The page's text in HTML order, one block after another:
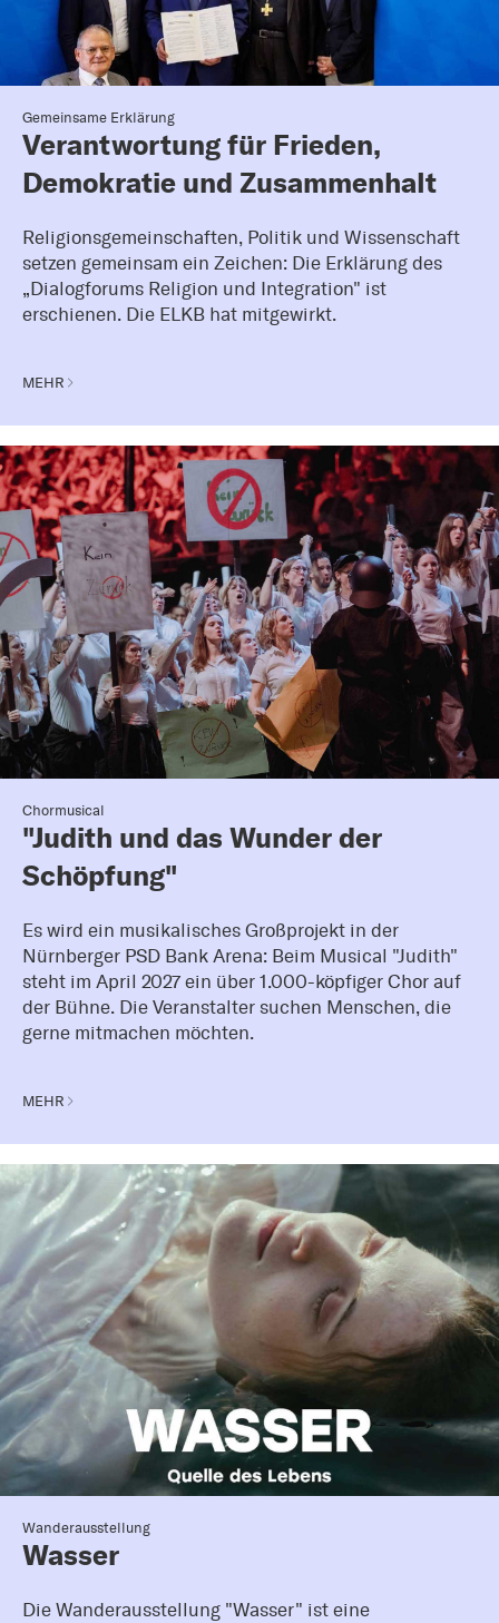
Gemeinsame Erklärung
Verantwortung für Frieden,
Demokratie und Zusammenhalt
Religionsgemeinschaften, Politik und Wissenschaft
setzen gemeinsam ein Zeichen: Die Erklärung des
„Dialogforums Religion und Integration" ist
erschienen. Die ELKB hat mitgewirkt.
MEHR
Chormusical
"Judith und das Wunder der
Schöpfung"
Es wird ein musikalisches Großprojekt in der
Nürnberger PSD Bank Arena: Beim Musical "Judith"
steht im April 2027 ein über 1.000-köpfiger Chor auf
der Bühne. Die Veranstalter suchen Menschen, die
gerne mitmachen möchten.
MEHR
Wanderausstellung
Wasser
Die Wanderausstellung "Wasser" ist eine